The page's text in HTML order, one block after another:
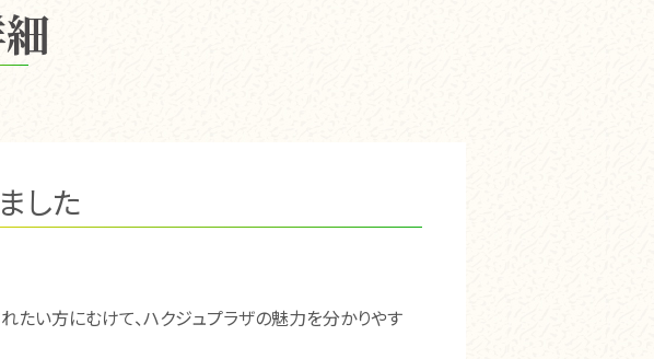
した
たい方にむけて、ハクジュプラザの魅力を分かりやす